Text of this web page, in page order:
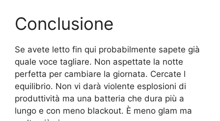
Conclusione
Se avete letto fin qui probabilmente sapete già
quale voce tagliare. Non aspettate la notte
perfetta per cambiare la giornata. Cercate l
equilibrio. Non vi darà violente esplosioni di
produttività ma una batteria che dura più a
lungo e con meno blackout. È meno glam ma